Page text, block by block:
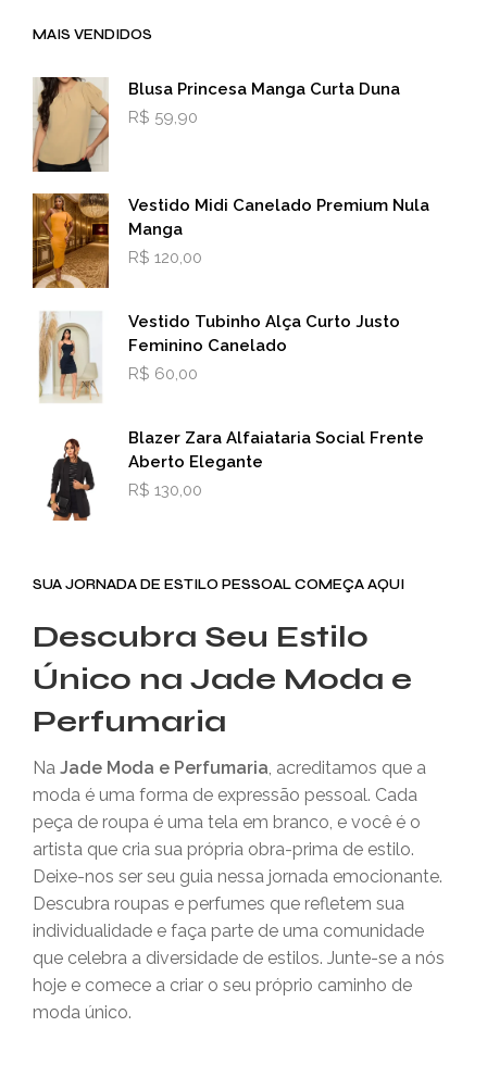
MAIS VENDIDOS
Blusa Princesa Manga Curta Duna
R$ 59,90
Vestido Midi Canelado Premium Nula
Manga
R$ 120,00
Vestido Tubinho Alça Curto Justo
Feminino Canelado
R$ 60,00
Blazer Zara Alfaiataria Social Frente
Aberto Elegante
R$ 130,00
SUA JORNADA DE ESTILO PESSOAL COMEÇA AQUI
Descubra Seu Estilo
Único na Jade Moda e
Perfumaria
Na Jade Moda e Perfumaria, acreditamos que a
moda é uma forma de expressão pessoal. Cada
peça de roupa é uma tela em branco, e você é o
artista que cria sua própria obra-prima de estilo.
Deixe-nos ser seu guia nessa jornada emocionante.
Descubra roupas e perfumes que refletem sua
individualidade e faça parte de uma comunidade
que celebra a diversidade de estilos. Junte-se a nós
hoje e comece a criar o seu próprio caminho de
moda único.